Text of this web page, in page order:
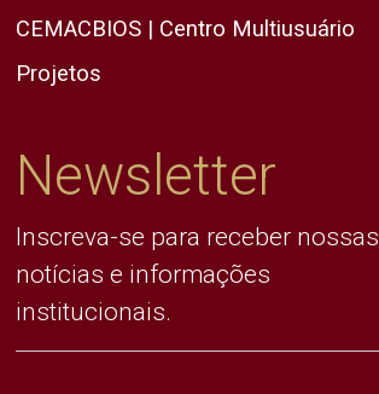
CEMACBIOS | Centro Multiusuário
Projetos
Newsletter
Inscreva-se para receber nossas
notícias e informações
institucionais.